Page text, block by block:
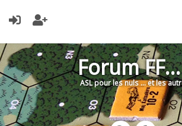
Forum FFL-ASL
ASL pour les nuls … et les